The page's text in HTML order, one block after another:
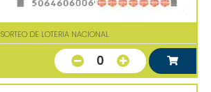
SORTEO DE LOTERIA NACIONAL
0